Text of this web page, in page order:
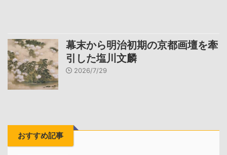
幕末から明治初期の京都画壇を牽
引した塩川文麟
2026/7/29
おすすめ記事